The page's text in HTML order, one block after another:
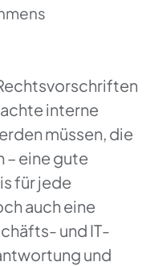
interne
müssen, die
– eine gute
für jede
auch eine
und IT-
und